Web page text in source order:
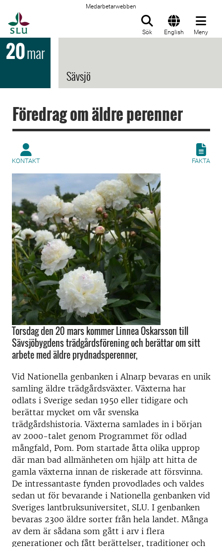
Medarbetarwebben
Sök English Meny
20mar
Sävsjö
Föredrag om äldre perenner
KONTAKT FAKTA
Torsdag den 20 mars kommer Linnea Oskarsson till
Sävsjöbygdens trädgårdsförening och berättar om sitt
arbete med äldre prydnadsperenner,
Vid Nationella genbanken i Alnarp bevaras en unik
samling äldre trädgårdsväxter. Växterna har
odlats i Sverige sedan 1950 eller tidigare och
berättar mycket om vår svenska
trädgårdshistoria. Växterna samlades in i början
av 2000-talet genom Programmet för odlad
mångfald, Pom. Pom startade åtta olika upprop
där man bad allmänheten om hjälp att hitta de
gamla växterna innan de riskerade att försvinna.
De intressantaste fynden provodlades och valdes
sedan ut för bevarande i Nationella genbanken vid
Sveriges lantbruksuniversitet, SLU. I genbanken
bevaras 2300 äldre sorter från hela landet. Många
av dem är sådana som gått i arv i flera
generationer och fått berättelser, traditioner och